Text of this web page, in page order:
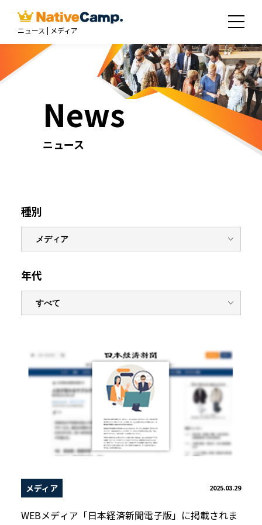
ニュース | メディア
News
ニュース
種別
年代
メディア 2025.03.29
WEBメディア「日本経済新聞電子版」に掲載されま